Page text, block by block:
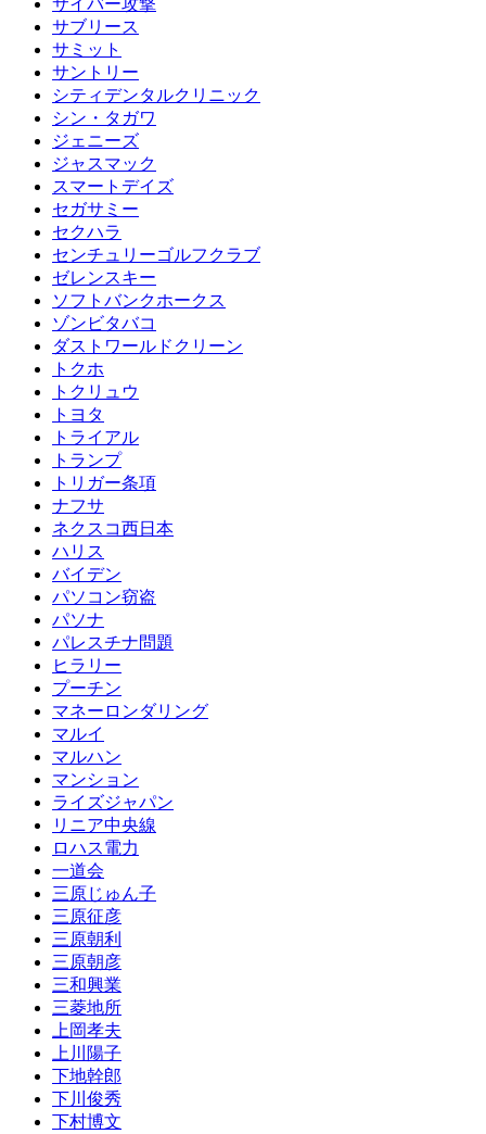
サイバー攻撃
サブリース
サミット
サントリー
シティデンタルクリニック
シン・タガワ
ジェニーズ
ジャスマック
スマートデイズ
セガサミー
セクハラ
センチュリーゴルフクラブ
ゼレンスキー
ソフトバンクホークス
ゾンビタバコ
ダストワールドクリーン
トクホ
トクリュウ
トヨタ
トライアル
トランプ
トリガー条項
ナフサ
ネクスコ西日本
ハリス
バイデン
パソコン窃盗
パソナ
パレスチナ問題
ヒラリー
プーチン
マネーロンダリング
マルイ
マルハン
マンション
ライズジャパン
リニア中央線
ロハス電力
一道会
三原じゅん子
三原征彦
三原朝利
三原朝彦
三和興業
三菱地所
上岡孝夫
上川陽子
下地幹郎
下川俊秀
下村博文